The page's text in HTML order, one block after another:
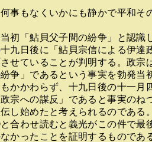
事もなくいかにも静かで平和そ
初「鮎貝父子間の紛争」と認識
九日後に「鮎貝宗信による伊達
せていることが判明する。政宗
争」であるという事実を勃発当
かかわらず、十九日後の十一月
宗への謀反」であると事実のね
し始めたと考えられるのである
わせ読むと義光がこの件で最
かったことを証明するものであ